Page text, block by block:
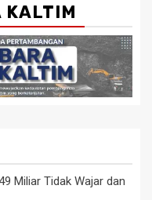
KALTIM
Miliar Tidak Wajar dan